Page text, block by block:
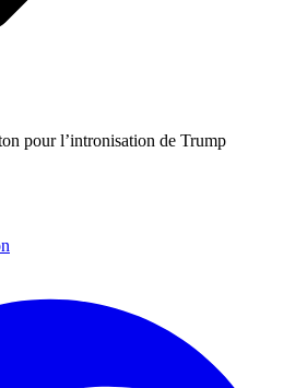
pour l’intronisation de Trump